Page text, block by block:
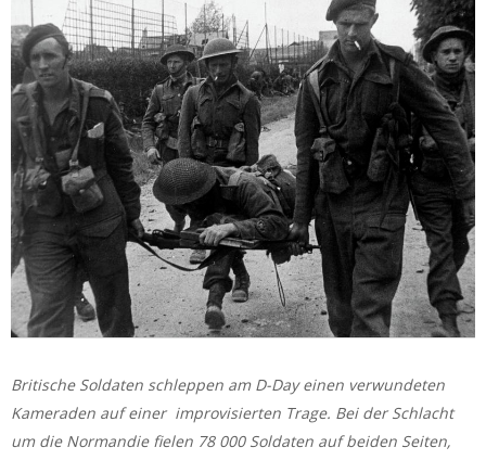
Britische Soldaten schleppen am D-Day einen verwundeten
Kameraden auf einer improvisierten Trage. Bei der Schlacht
um die Normandie fielen 78 000 Soldaten auf beiden Seiten,